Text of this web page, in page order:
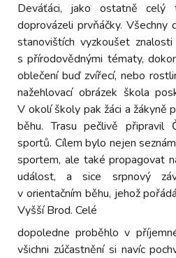
Deváťáci, jako ostatně
doprovázeli prvňáčky.
stanovištích vyzkoušet
s přírodovědnými tématy,
oblečení buď zvířecí, nebo
nažehlovací obrázek škola
V okolí školy pak žáci a žákyně
běhu. Trasu pečlivě připravil
sportů. Cílem bylo nejen
sportem, ale také propagovat
událost, a sice srpnový
v orientačním běhu, jehož
Vyšší Brod. Celé
dopoledne proběhlo v
všichni zúčastnění si navíc